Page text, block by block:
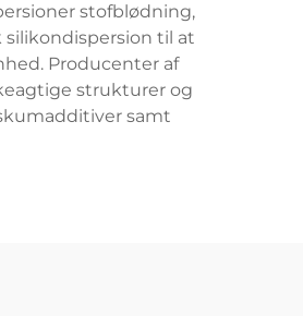
stofblødning,
til at
Producenter af
strukturer og
samt